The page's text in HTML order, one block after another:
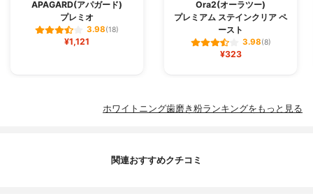
APAGARD(アパガード)
プレミオ
3.98(18)
¥1,121
Ora2(オーラツー)
プレミアム ステインクリア ペ
ースト
3.98(8)
¥323
ホワイトニング歯磨き粉ランキングをもっと見る
関連おすすめクチコミ